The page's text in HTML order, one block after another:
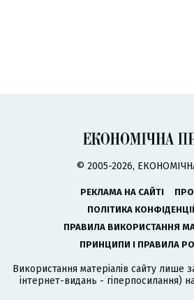
© 2005-2026,
РЕКЛАМА НА САЙТІ
ПОЛІТИКА
ПРАВИЛА ВИКОРИСТАННЯ
ПРИНЦИПИ І ПРАВИЛА
Використання матеріалів сайту лише
інтернет-видань - гіперпосилання)